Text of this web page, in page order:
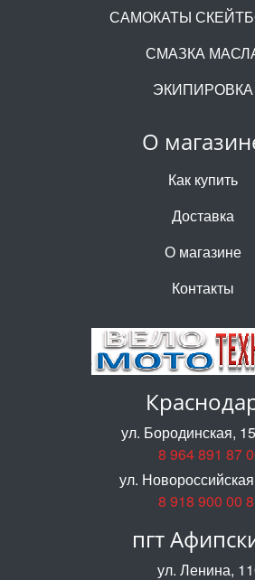
О
Как купить
Доставка
О магазине
Контакты
САМОКАТЫ
СМАЗКА
ЭКИПИРОВКА
ул. Бородинская,
8 964 891 87
ул.
8 918 900 00
пгт
ул. Ленина,